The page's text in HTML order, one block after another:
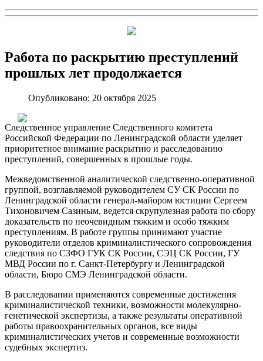
Работа по раскрытию преступлений
прошлых лет продолжается
Опубликовано: 20 октября 2025
Следственное управление Следственного комитета
Российской Федерации по Ленинградской области уделяет
приоритетное внимание раскрытию и расследованию
преступлений, совершенных в прошлые годы.
Межведомственной аналитической следственно-оперативной
группой, возглавляемой руководителем СУ СК России по
Ленинградской области генерал-майором юстиции Сергеем
Тихоновичем Сазиным, ведется скрупулезная работа по сбору
доказательств по неочевидным тяжким и особо тяжким
преступлениям. В работе группы принимают участие
руководители отделов криминалистического сопровождения
следствия по СЗФО ГУК СК России, СЭЦ СК России, ГУ
МВД России по г. Санкт-Петербургу и Ленинградской
области, Бюро СМЭ Ленинградской области.
В расследовании применяются современные достижения
криминалистической техники, возможности молекулярно-
генетической экспертизы, а также результаты оперативной
работы правоохранительных органов, все виды
криминалистических учетов и современные возможности
судебных экспертиз.